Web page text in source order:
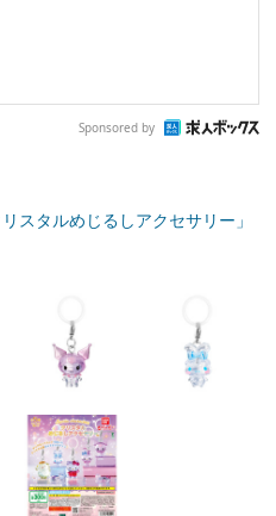
Sponsored by
スタルめじるしアクセサリー」